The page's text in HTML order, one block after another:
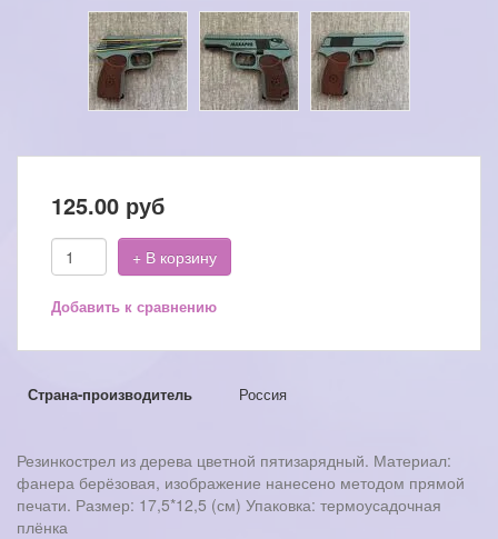
125.00 руб
+ В корзину
Добавить к сравнению
Страна-производитель Россия
Резинкострел из дерева цветной пятизарядный. Материал:
фанера берёзовая, изображение нанесено методом прямой
печати. Размер: 17,5*12,5 (см) Упаковка: термоусадочная
плёнка